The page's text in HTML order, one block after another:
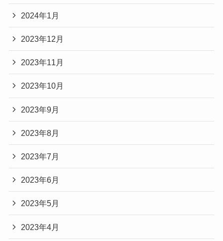
2024年1月
2023年12月
2023年11月
2023年10月
2023年9月
2023年8月
2023年7月
2023年6月
2023年5月
2023年4月